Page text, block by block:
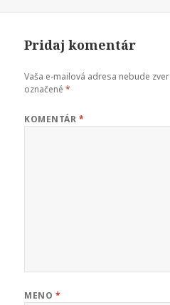
Pridaj komentár
Vaša e-mailová adresa nebude
označené*
KOMENTÁR *
MENO *